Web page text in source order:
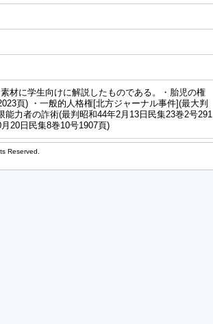
材に学生向けに解説したものである。・胎児の権
頁) ・一般的人格権[北方ジャーナル事件](最大判
能力者の詐術(最判昭和44年2月13日民集23巻2号291
20日民集8巻10号1907頁)
Reserved.